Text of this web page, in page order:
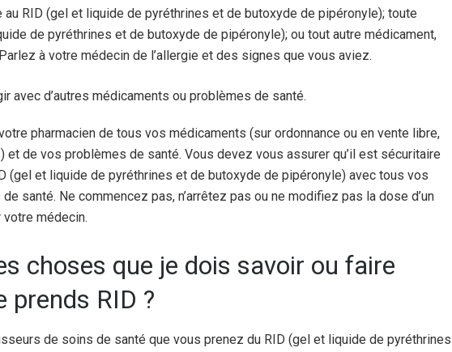
RID (gel et liquide de pyréthrines et de butoxyde de pipéronyle); toute
de pyréthrines et de butoxyde de pipéronyle); ou tout autre médicament,
à votre médecin de l’allergie et des signes que vous aviez.
avec d’autres médicaments ou problèmes de santé.
pharmacien de tous vos médicaments (sur ordonnance ou en vente libre,
et de vos problèmes de santé. Vous devez vous assurer qu’il est sécuritaire
(gel et liquide de pyréthrines et de butoxyde de pipéronyle) avec tous vos
santé. Ne commencez pas, n’arrêtez pas ou ne modifiez pas la dose d’un
médecin.
choses que je dois savoir ou faire
prends RID ?
de soins de santé que vous prenez du RID (gel et liquide de pyréthrines